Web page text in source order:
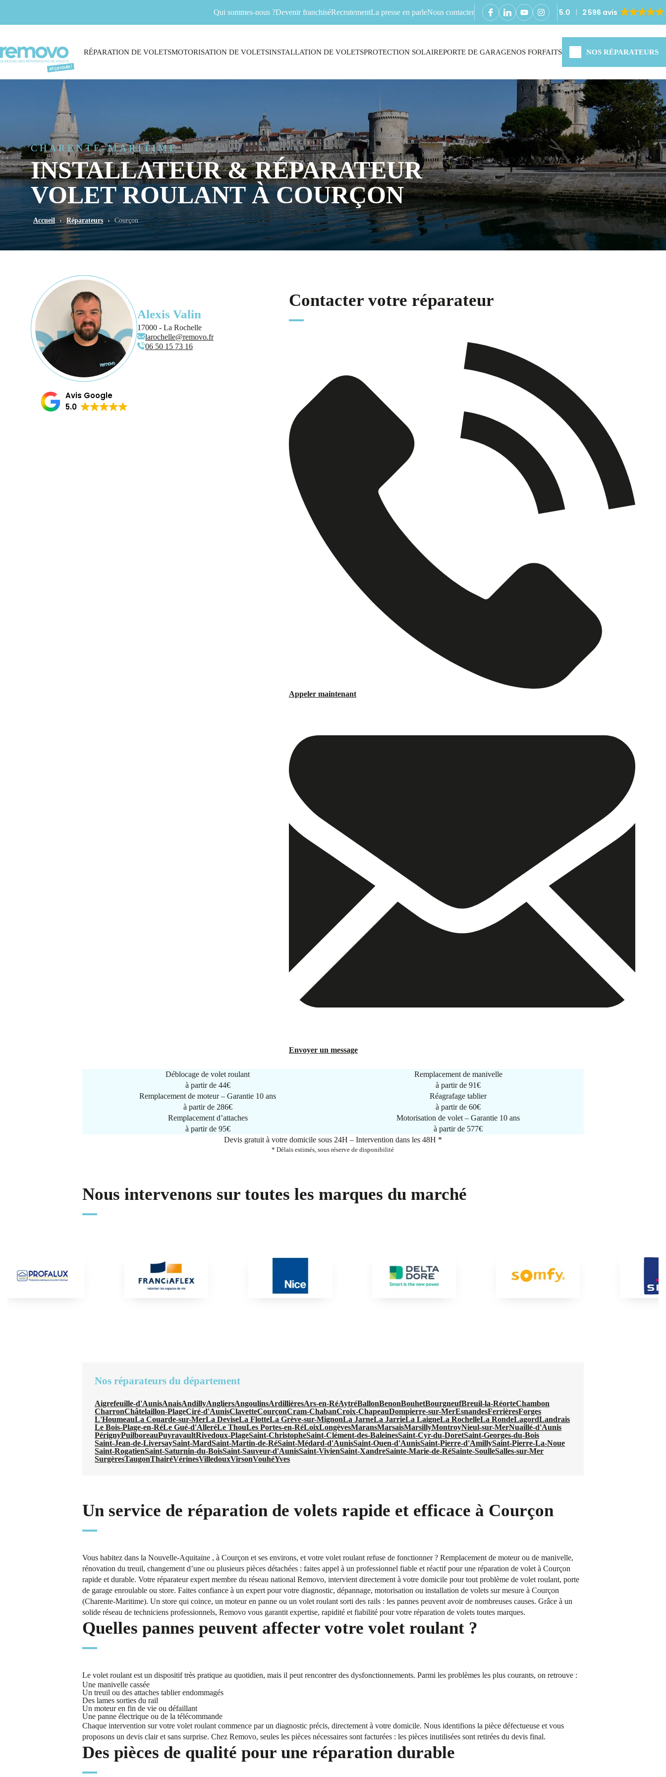
Qui sommes-nous ?Devenir franchiséRecrutementLa presse en parleNous contacter 5.0 2 596 avis
RÉPARATION DE VOLETSMOTORISATION DE VOLETSINSTALLATION DE VOLETSPROTECTION SOLAIREPORTE DE GARAGENOS FORFAITS NOS RÉPARATEURS
CHARENTE-MARITIME
INSTALLATEUR & RÉPARATEUR
VOLET ROULANT À COURÇON
Accueil › Réparateurs › Courçon
Alexis Valin
17000 - La Rochelle
larochelle@removo.fr
06 50 15 73 16
Avis Google
5.0
Contacter votre réparateur
Appeler maintenant
Envoyer un message
Déblocage de volet roulant
à partir de 44€
Remplacement de manivelle
à partir de91€
Remplacement de moteur – Garantie 10 ans
à partir de 286€
Réagrafage tablier
à partir de60€
Remplacement d’attaches
à partir de 95€
Motorisation de volet – Garantie 10 ans
à partir de 577€
Devis gratuit à votre domicile sous 24H – Intervention dans les 48H *
* Délais estimés, sous réserve de disponibilité
Nous intervenons sur toutes les marques du marché
Nos réparateurs du département
Aigrefeuille-d'AunisAnaisAndillyAngliersAngoulinsArdillièresArs-en-RéAytréBallonBenonBouhetBourgneufBreuil-la-RéorteChambon
CharronChâtelaillon-PlageCiré-d'AunisClavetteCourçonCram-ChabanCroix-ChapeauDompierre-sur-MerEsnandesFerrièresForges
L'HoumeauLa Couarde-sur-MerLa DeviseLa FlotteLa Grève-sur-MignonLa JarneLa JarrieLa LaigneLa RochelleLa RondeLagordLandrais
Le Bois-Plage-en-RéLe Gué-d'AlleréLe ThouLes Portes-en-RéLoixLongèvesMaransMarsaisMarsillyMontroyNieul-sur-MerNuaillé-d'Aunis
PérignyPuilboreauPuyravaultRivedoux-PlageSaint-ChristopheSaint-Clément-des-BaleinesSaint-Cyr-du-DoretSaint-Georges-du-Bois
Saint-Jean-de-LiversaySaint-MardSaint-Martin-de-RéSaint-Médard-d'AunisSaint-Ouen-d'AunisSaint-Pierre-d'AmillySaint-Pierre-La-Noue
Saint-RogatienSaint-Saturnin-du-BoisSaint-Sauveur-d'AunisSaint-VivienSaint-XandreSainte-Marie-de-RéSainte-SoulleSalles-sur-Mer
SurgèresTaugonThairéVérinesVilledouxVirsonVouhéYves
Un service de réparation de volets rapide et efficace à Courçon
Vous habitez dans la Nouvelle-Aquitaine , à Courçon et ses environs, et votre volet roulant refuse de fonctionner ? Remplacement de moteur ou de manivelle,
rénovation du treuil, changement d’une ou plusieurs pièces détachées : faites appel à un professionnel fiable et réactif pour une réparation de volet à Courçon
rapide et durable. Votre réparateur expert membre du réseau national Removo, intervient directement à votre domicile pour tout problème de volet roulant, porte
de garage enroulable ou store. Faites confiance à un expert pour votre diagnostic, dépannage, motorisation ou installation de volets sur mesure à Courçon
(Charente-Maritime). Un store qui coince, un moteur en panne ou un volet roulant sorti des rails : les pannes peuvent avoir de nombreuses causes. Grâce à un
solide réseau de techniciens professionnels, Removo vous garantit expertise, rapidité et fiabilité pour votre réparation de volets toutes marques.
Quelles pannes peuvent affecter votre volet roulant ?
Le volet roulant est un dispositif très pratique au quotidien, mais il peut rencontrer des dysfonctionnements. Parmi les problèmes les plus courants, on retrouve :
Une manivelle cassée
Un treuil ou des attaches tablier endommagés
Des lames sorties du rail
Un moteur en fin de vie ou défaillant
Une panne électrique ou de la télécommande
Chaque intervention sur votre volet roulant commence par un diagnostic précis, directement à votre domicile. Nous identifions la pièce défectueuse et vous
proposons un devis clair et sans surprise. Chez Removo, seules les pièces nécessaires sont facturées : les pièces inutilisées sont retirées du devis final.
Des pièces de qualité pour une réparation durable